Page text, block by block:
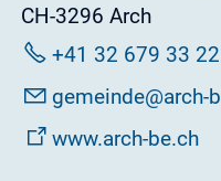
CH-3296 Arch
+41 32 679 33 22
g m nd rch-b
www.arch-be.ch